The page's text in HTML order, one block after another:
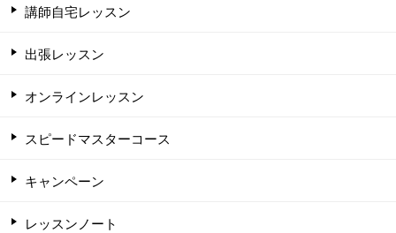
講師自宅レッスン
出張レッスン
オンラインレッスン
スピードマスターコース
キャンペーン
レッスンノート